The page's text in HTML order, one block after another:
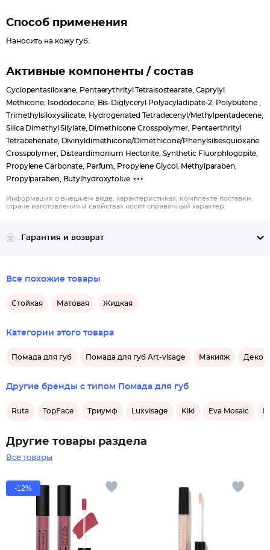
воде, или скорректируйте контур консилером.
Способ применения
Наносить на кожу губ.
Активные компоненты / состав
Cyclopentasiloxane, Pentaerythrityl Tetraisostearate, Caprylyl
Methicone, Isododecane, Bis-Diglyceryl Polyacyladipate-2, Polybutene ,
Trimethylsiloxysilicate, Hydrogenated Tetradecenyl/Methylpentadecene,
Silica Dimethyl Silylate, Dimethicone Crosspolymer, Pentaerthrityl
Tetrabehenate, Divinyldimethicone/Dimethicone/Phenylsilsesquioxane
Crosspolymer, Disteardimonium Hectorite, Synthetic Fluorphlogopite,
Propylene Carbonate, Parfum, Propylene Glycol, Methylparaben,
Propylparaben, Butylhydroxytolue
Информация о внешнем виде, характеристиках, комплекте поставки,
стране изготовления и свойствах носит справочный характер.
Гарантия и возврат
Все похожие товары
Стойкая Матовая Жидкая
Категории этого товара
Помада для губ Помада для губ Art-visage Макияж
Другие бренды с типом Помада для губ
Ruta TopFace Триумф Luxvisage Kiki Eva Mosaic
Другие товары раздела
Все товары
-12%